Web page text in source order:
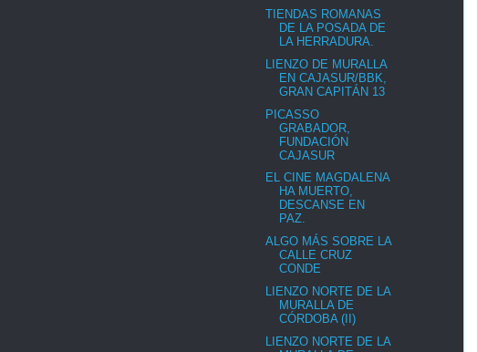
TIENDAS ROMANAS
DE LA POSADA DE
LA HERRADURA.
LIENZO DE MURALLA
EN CAJASUR/BBK,
GRAN CAPITÁN 13
PICASSO
GRABADOR,
FUNDACIÓN
CAJASUR
EL CINE MAGDALENA
HA MUERTO,
DESCANSE EN
PAZ.
ALGO MÁS SOBRE LA
CALLE CRUZ
CONDE
LIENZO NORTE DE LA
MURALLA DE
CÓRDOBA (II)
LIENZO NORTE DE LA